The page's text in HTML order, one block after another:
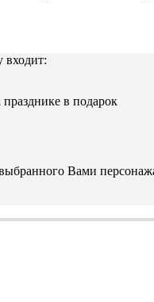
входит:
в подарок
Вами